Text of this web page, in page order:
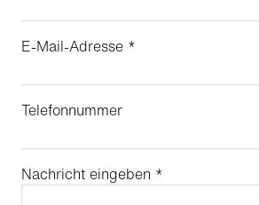
E-Mail-Adresse *
Telefonnummer
Nachricht eingeben *